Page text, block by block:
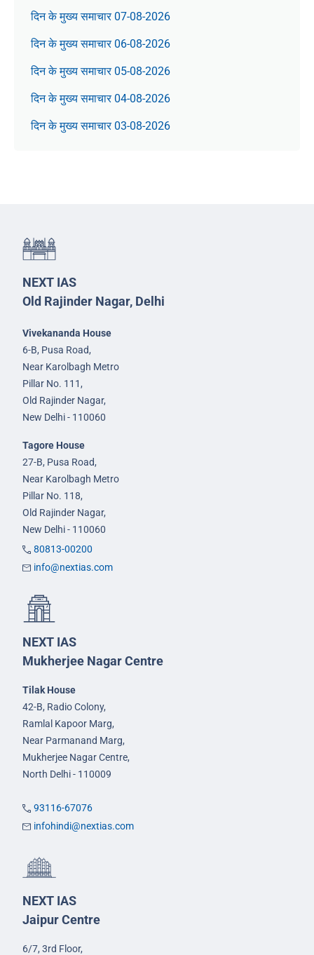
दिन के मुख्य समाचार 07-08-2026
दिन के मुख्य समाचार 06-08-2026
दिन के मुख्य समाचार 05-08-2026
दिन के मुख्य समाचार 04-08-2026
दिन के मुख्य समाचार 03-08-2026
NEXT IAS
Old Rajinder Nagar, Delhi
Vivekananda House
6-B, Pusa Road,
Near Karolbagh Metro
Pillar No. 111,
Old Rajinder Nagar,
New Delhi - 110060
Tagore House
27-B, Pusa Road,
Near Karolbagh Metro
Pillar No. 118,
Old Rajinder Nagar,
New Delhi - 110060
80813-00200
info@nextias.com
NEXT IAS
Mukherjee Nagar Centre
Tilak House
42-B, Radio Colony,
Ramlal Kapoor Marg,
Near Parmanand Marg,
Mukherjee Nagar Centre,
North Delhi - 110009
93116-67076
infohindi@nextias.com
NEXT IAS
Jaipur Centre
6/7, 3rd Floor,